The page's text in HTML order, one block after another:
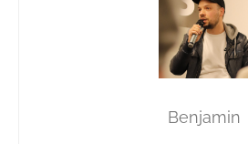
Benjamin